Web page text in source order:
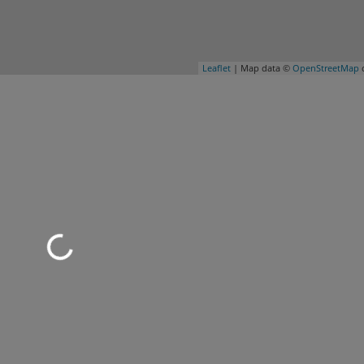
Leaflet | Map data © OpenStreetMap
geladen …